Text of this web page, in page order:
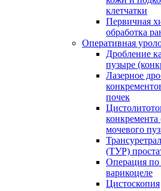
клетчатки
Первичная
обработка
Оперативная
Дробление
пузыре
Лазерное
почек
мочевого
(ТУР)
Операция по
варикоцеле
Цистоскопия